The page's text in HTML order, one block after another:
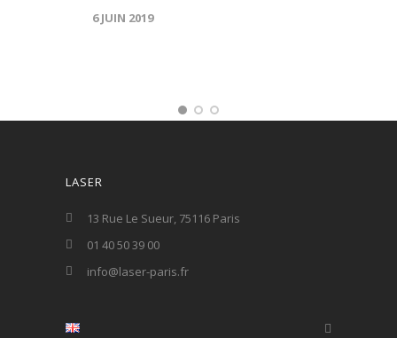
6 JUIN 2019
LASER
13 Rue Le Sueur, 75116 Paris
01 40 50 39 00
info@laser-paris.fr